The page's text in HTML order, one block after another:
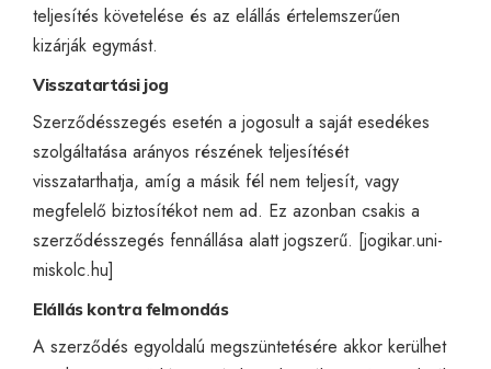
teljesítés követelése és az elállás értelemszerűen
kizárják egymást.
Visszatartási jog
Szerződésszegés esetén a jogosult a saját esedékes
szolgáltatása arányos részének teljesítését
visszatarthatja, amíg a másik fél nem teljesít, vagy
megfelelő biztosítékot nem ad. Ez azonban csakis a
szerződésszegés fennállása alatt jogszerű. [jogikar.uni-
miskolc.hu]
Elállás kontra felmondás
A szerződés egyoldalú megszüntetésére akkor kerülhet